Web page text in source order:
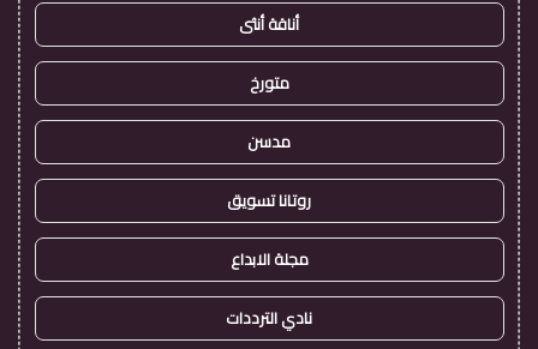
أناقة أنثى
متورخ
مدسن
روتانا تسويق
مجلة الابداع
نادي الترددات